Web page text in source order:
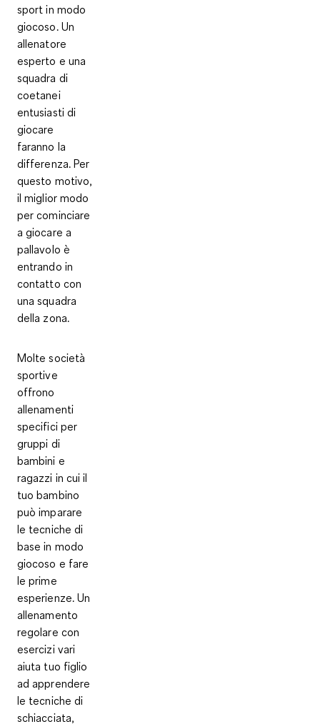
sport in modo
giocoso. Un
allenatore
esperto e una
squadra di
coetanei
entusiastidi
giocare
faranno la
differenza. Per
questo motivo,
il miglior modo
per cominciare
a giocare a
pallavolo è
entrando in
contatto con
una squadra
della zona.
Molte società
sportive
offrono
allenamenti
specifici per
gruppi di
bambini e
ragazzi in cui il
tuo bambino
può imparare
le tecniche di
base in modo
giocoso e fare
leprime
esperienze. Un
allenamento
regolare con
esercizi vari
aiuta tuo figlio
ad apprendere
le tecniche di
schiacciata,